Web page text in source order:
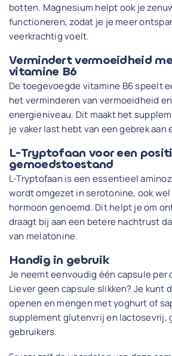
botten. Magnesium helpt ook je
functioneren, zodat je je meer
veerkrachtig voelt.
Vermindert vermoeidheid
vitamine B6
De toegevoegde vitamine B6 speelt
het verminderen van vermoeidheid
energieniveau. Dit maakt het
je vaker last hebt van een gebrek aan
L-Tryptofaan voor een
gemoedstoestand
L-Tryptofaan is een essentieel
wordt omgezet in serotonine, ook
hormoon genoemd. Dit helpt je om
draagt bij aan een betere nachtrust
van melatonine.
Handig in gebruik
Je neemt eenvoudig één capsule per
Liever geen capsule slikken? Je kunt
openen en mengen met yoghurt of
supplement glutenvrij en lactosevrij,
gebruikers.